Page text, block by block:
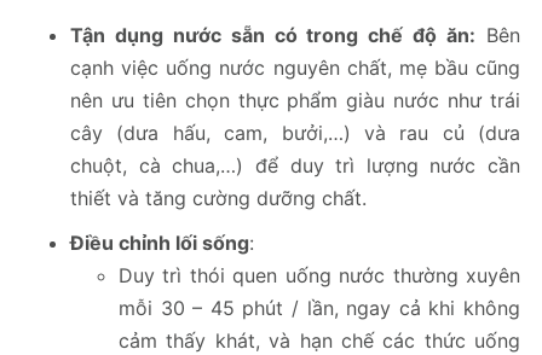
Tận dụng nước sẵn có trong chế độ ăn: Bên
cạnh việc uống nước nguyên chất, mẹ bầu cũng
nên ưu tiên chọn thực phẩm giàu nước như trái
cây (dưa hấu, cam, bưởi,…) và rau củ (dưa
chuột, cà chua,…) để duy trì lượng nước cần
thiết và tăng cường dưỡng chất.
Điều chỉnh lối sống:
Duy trì thói quen uống nước thường xuyên
mỗi 30 – 45 phút / lần, ngay cả khi không
cảm thấy khát, và hạn chế các thức uống